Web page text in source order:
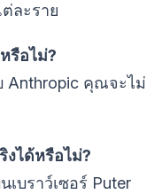
ละราย
รือไม่?
Anthropic คุณจะไม่
งได้หรือไม่?
บราว์เซอร์ Puter